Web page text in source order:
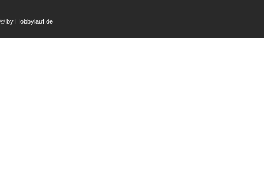
© by Hobbylauf.de